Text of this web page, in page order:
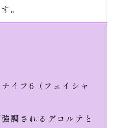
。
イフ6（フェイシャ
調されるデコルテと